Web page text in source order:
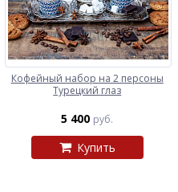
Кофейный набор на 2 персоны
Турецкий глаз
5 400 руб.
Купить